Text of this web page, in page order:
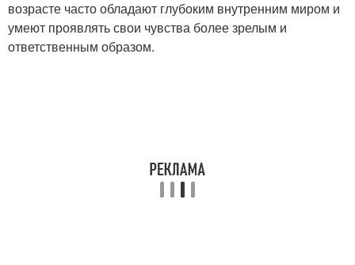
возрасте часто обладают глубоким внутренним миром и
умеют проявлять свои чувства более зрелым и
ответственным образом.